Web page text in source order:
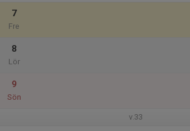
7
Fre
8
Lör
9
Sön
v.33